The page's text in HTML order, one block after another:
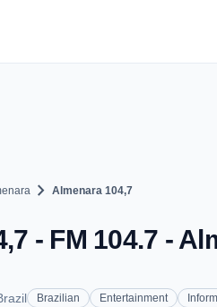
chevron_right Almenara 104,7
- FM 104.7 -
Brazilian Entertainment